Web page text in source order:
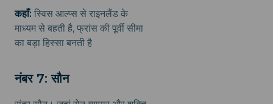
कहाँ: स्विस आल्प्स से राइनलैंड के
माध्यम से बहती है, फ्रांस की पूर्वी सीमा
का बड़ा हिस्सा बनती है
नंबर 7: सौन